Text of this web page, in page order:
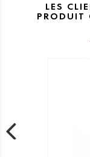
LES
PRODUIT